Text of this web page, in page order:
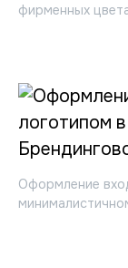
фирменных
Оформление